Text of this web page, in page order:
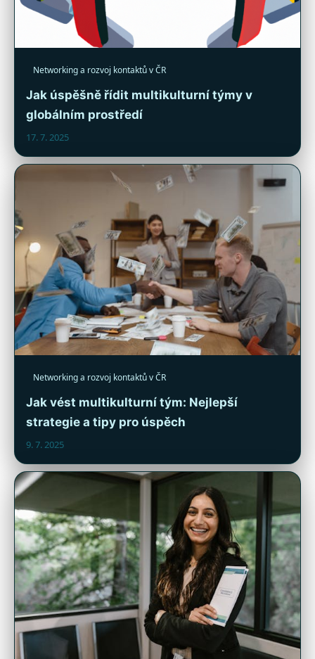
Networking a rozvoj kontaktů v ČR
Jak úspěšně řídit multikulturní týmy v
globálním prostředí
17. 7. 2025
Networking a rozvoj kontaktů v ČR
Jak vést multikulturní tým: Nejlepší
strategie a tipy pro úspěch
9. 7. 2025